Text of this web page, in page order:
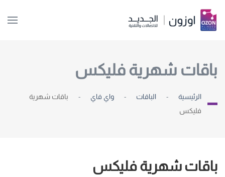
Skip to main content
باقات شهرية فليكس
الرئيسية الباقات واي فاي
باقات شهرية
فليكس
باقات شهرية فليكس